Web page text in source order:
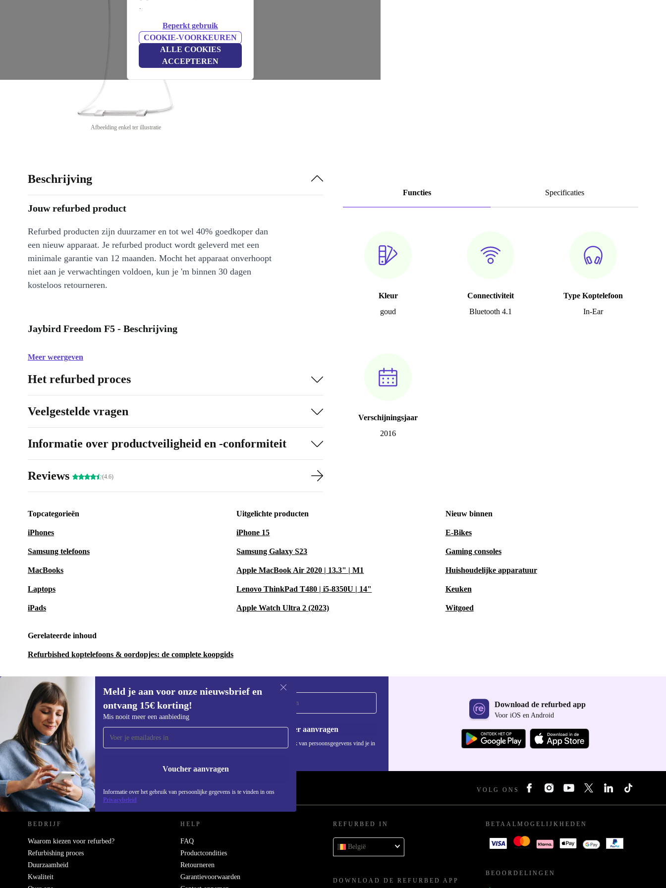
.
Beperkt gebruik
COOKIE-VOORKEUREN
ALLE COOKIES
ACCEPTEREN
Afbeelding enkel ter illustratie
Functies Specificaties
Kleur
goud
Connectiviteit
Bluetooth 4.1
Type Koptelefoon
In-Ear
Verschijningsjaar
2016
Beschrijving
Jouw refurbed product
Refurbed producten zijn duurzamer en tot wel 40% goedkoper dan
een nieuw apparaat. Je refurbed product wordt geleverd met een
minimale garantie van 12 maanden. Mocht het apparaat onverhoopt
niet aan je verwachtingen voldoen, kun je 'm binnen 30 dagen
kosteloos retourneren.
Jaybird Freedom F5 - Beschrijving
Meer weergeven
Het refurbed proces
Veelgestelde vragen
Informatie over productveiligheid en -conformiteit
Reviews (4.6)
Topcategorieën
iPhones
Samsung telefoons
MacBooks
Laptops
iPads
Uitgelichte producten
iPhone 15
Samsung Galaxy S23
Apple MacBook Air 2020 | 13.3" | M1
Lenovo ThinkPad T480 | i5-8350U | 14"
Apple Watch Ultra 2 (2023)
Nieuw binnen
E-Bikes
Gaming consoles
Huishoudelijke apparatuur
Keuken
Witgoed
Gerelateerde inhoud
Refurbished koptelefoons & oordopjes: de complete koopgids
Meld je aan voor onze nieuwsbrief en
ontvang 15€ korting!
Mis nooit meer een aanbieding
Voucher aanvragen
Informatie over het gebruik van persoonlijke gegevens is te vinden in ons
Privacybeleid
Meld je aan voor onze nieuwsbrief en
ontvang €15 korting!
Mis nooit meer een aanbieding.
Voucher aanvragen
Informatie over het gebruik van persoonsgegevens vind je in
Download de refurbed app
Voor iOS en Android
REFURBED NEDERLAND - RETHINK NEW. VOLG ONS
BEDRIJF
Waarom kiezen voor refurbed?
Refurbishing proces
Duurzaamheid
Kwaliteit
HELP
FAQ
Productcondities
Retourneren
Garantievoorwaarden
REFURBED IN
België
DOWNLOAD DE REFURBED APP
BETAALMOGELIJKHEDEN
BEOORDELINGEN